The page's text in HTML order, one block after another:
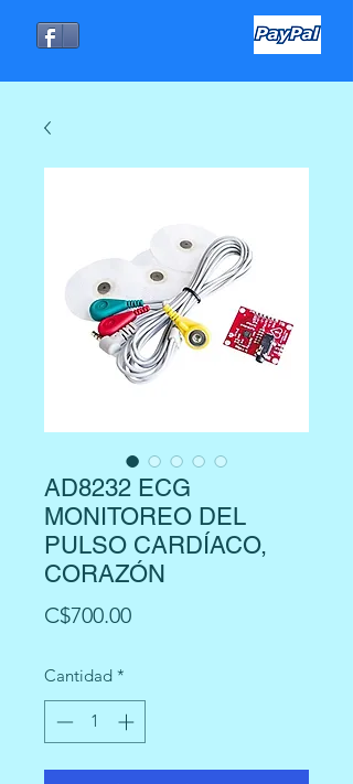
AD8232 ECG
MONITOREO DEL
PULSO CARDÍACO,
CORAZÓN
C$700.00Precio
Cantidad *